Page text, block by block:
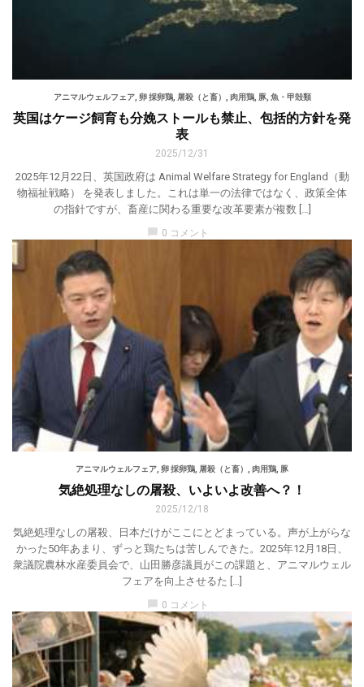
アニマルウェルフェア, 卵 採卵鶏, 屠殺（と畜） 肉用鶏, 豚, 魚・甲殻類
英国はケージ飼育も分娩ストールも禁止、包括的方針を発
表
2025/12/31
2025年12月22日、英国政府は Animal Welfare Strategy for England（動
物福祉戦略） を発表しました。これは単一の法律ではなく、政策全体
の指針ですが、畜産に関わる重要な改革要素が複数 […]
0 コメント
アニマルウェルフェア 卵 採卵鶏 屠殺（と畜） 肉用鶏 豚
気絶処理なしの屠殺、いよいよ改善へ？！
2025/12/18
気絶処理なしの屠殺、日本だけがここにとどまっている。声が上がらな
かった50年あまり、ずっと鶏たちは苦しんできた。2025年12月18日、
衆議院農林水産委員会で、山田勝彦議員がこの課題と、アニマルウェル
フェアを向上させるた […]
0 コメント